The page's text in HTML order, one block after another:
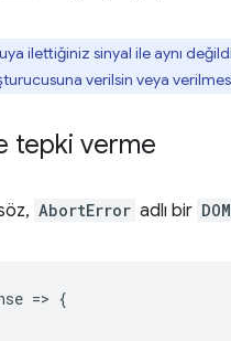
ilettiğiniz sinyal ile aynı
verilsin veya
tepki verme
AbortError adlı bir
=> {